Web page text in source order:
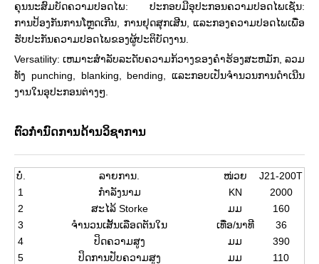
ຄຸນນະສົມບັດຄວາມປອດໄພ: ປະກອບມີອຸປະກອນຄວາມປອດໄພເຊັ່ນ:
ການປ້ອງກັນການໂຫຼດເກີນ, ການຢຸດສຸກເສີນ, ແລະກອງຄວາມປອດໄພເພື່ອ
ຮັບປະກັນຄວາມປອດໄພຂອງຜູ້ປະຕິບັດງານ.
Versatility: ເຫມາະສໍາລັບລະດັບຄວາມກ້ວາງຂອງຄໍາຮ້ອງສະຫມັກ, ລວມ
ທັງ punching, blanking, bending, ແລະກອບເປັນຈໍານວນການດໍາເນີນ
ງານໃນອຸປະກອນຕ່າງໆ.
ຕົວກໍານົດການດ້ານວິຊາການ
ບໍ່. ລາຍການ. ໜ່ວຍ
J21-200T
1
ກໍາລັງນາມ KN
2000
2
ສະໄລ້ Storke ມມ
160
3
ຈໍານວນເສັ້ນເລືອດຕັນໃນ ເທື່ອ/ນາທີ
36
4
ປິດຄວາມສູງ ມມ
390
5
ປິດການປັບຄວາມສູງ ມມ
110